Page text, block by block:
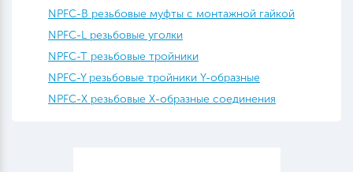
NPFC-B резьбовые муфты с монтажной гайкой
NPFC-L резьбовые уголки
NPFC-T резьбовые тройники
NPFC-Y резьбовые тройники Y-образные
NPFC-X резьбовые X-образные соединения